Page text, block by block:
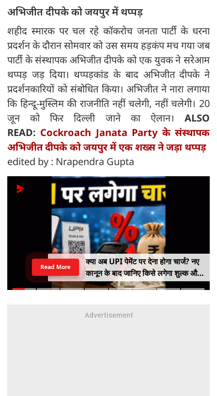
अभिजीत दीपके को जयपुर में थप्पड़
शहीद स्मारक पर चल रहे कॉकरोच जनता पार्टी के धरना
प्रदर्शन के दौरान सोमवार को उस समय हड़कंप मच गया जब
पार्टी के संस्थापक अभिजीत दीपके को एक युवक ने सरेआम
थप्पड़ जड़ दिया। थप्पड़कांड के बाद अभिजीत दीपके ने
प्रदर्शनकारियों को संबोधित किया। अभिजीत ने नारा लगाया
कि हिन्दू-मुस्लिम की राजनीति नहीं चलेगी, नहीं चलेगी। 20
जून को फिर दिल्ली जाने का ऐलान। ALSO
READ: Cockroach Janata Party के संस्थापक
अभिजीत दीपके को जयपुर में एक शख्स ने जड़ा थप्पड़
edited by : Nrapendra Gupta
क्या अब UPI पेमेंट पर देना होगा चार्ज? नए
कानून के बाद जानिए किसे लगेगा शुल्क और
किसे नहीं
Read More